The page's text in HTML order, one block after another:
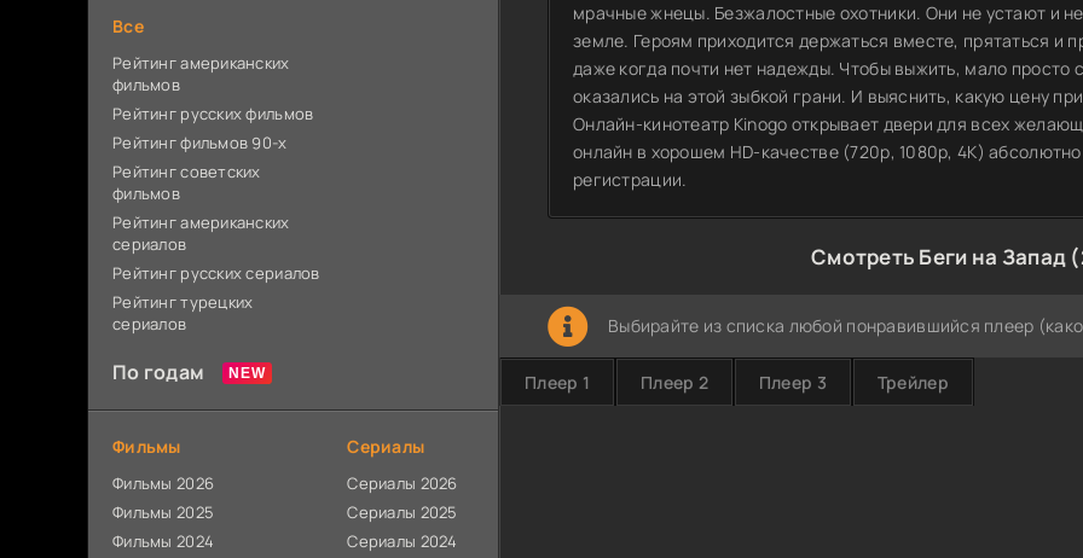
мрачные жнецы. Безжалостные охотники. Они не устают и
земле. Героям приходится держаться вместе, прятаться и
даже когда почти нет надежды. Чтобы выжить, мало
оказались на этой зыбкой грани. И выяснить, какую цену
Онлайн-кинотеатр Kinogo открывает двери для всех
онлайн в хорошем HD-качестве (720p, 1080p, 4K)
регистрации.
Смотреть Беги на Запад
Выбирайте из списка любой понравившийся плеер
Плеер 1 Плеер 2 Плеер 3 Трейлер
Все
Рейтинг американских
фильмов
Рейтинг русских фильмов
Рейтинг фильмов 90-х
Рейтинг советских
фильмов
Рейтинг американских
сериалов
Рейтинг русских сериалов
Рейтинг турецких
сериалов
По годам
Фильмы
Фильмы 2026
Фильмы 2025
Фильмы 2024
Сериалы
Сериалы 2026
Сериалы 2025
Сериалы 2024